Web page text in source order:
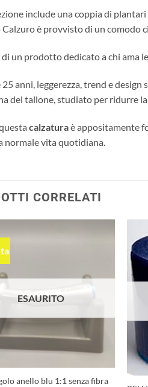
include una coppia di
Calzuro è provvisto di un comodo
un prodotto dedicato a chi ama
anni, leggerezza, trend e
del tallone, studiato per ridurre
calzaturaè appositamente
normale vita quotidiana.
CORRELATI
desideri
ESAURITO
anello blu 1:1 senza fibra